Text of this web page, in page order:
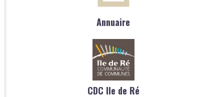
Annuaire
CDC Ile de Ré